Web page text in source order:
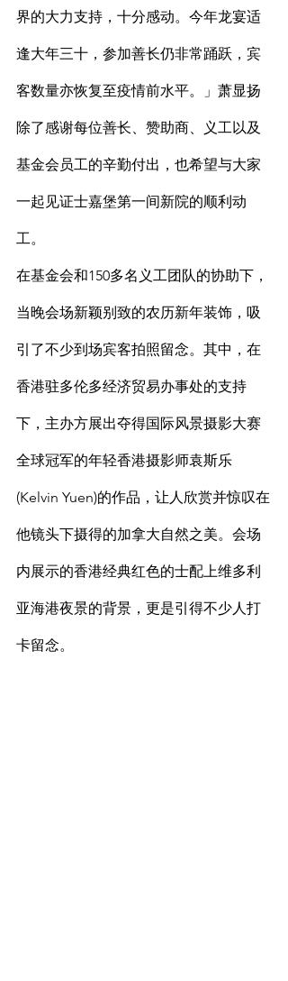
界的大力支持，十分感动。今年龙宴适
逢大年三十，参加善长仍非常踊跃，宾
客数量亦恢复至疫情前水平。」萧显扬
除了感谢每位善长、赞助商、义工以及
基金会员工的辛勤付出，也希望与大家
一起见证士嘉堡第一间新院的顺利动
工。
在基金会和150多名义工团队的协助下，
当晚会场新颖别致的农历新年装饰，吸
引了不少到场宾客拍照留念。其中，在
香港驻多伦多经济贸易办事处的支持
下，主办方展出夺得国际风景摄影大赛
全球冠军的年轻香港摄影师袁斯乐
(Kelvin Yuen)的作品，让人欣赏并惊叹在
他镜头下摄得的加拿大自然之美。会场
内展示的香港经典红色的士配上维多利
亚海港夜景的背景，更是引得不少人打
卡留念。